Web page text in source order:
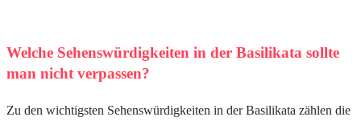
Welche Sehenswürdigkeiten in der Basilikata sollte
man nicht verpassen?
Zu den wichtigsten Sehenswürdigkeiten in der Basilikata zählen die